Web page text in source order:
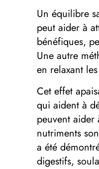
Un équilibre
peut aider à
bénéfiques,
Une autre
en relaxant
Cet effet
qui aident à
peuvent aider
nutriments
a été
digestifs,